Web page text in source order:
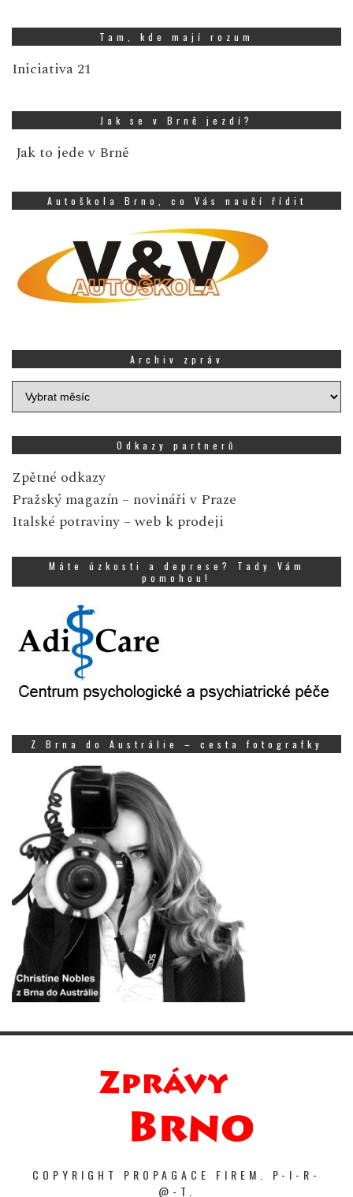
Tam, kde mají rozum
Iniciativa 21
Jak se v Brně jezdí?
Jak to jede v Brně
Autoškola Brno, co Vás naučí řídit
Archiv zpráv
Archiv
zpráv
Odkazy partnerů
Zpětné odkazy
Pražský magazín – novináři v Praze
Italské potraviny – web k prodeji
Máte úzkosti a deprese? Tady Vám
pomohou!
Z Brna do Austrálie – cesta fotografky
COPYRIGHT PROPAGACE FIREM. P-I-R-
@-T.